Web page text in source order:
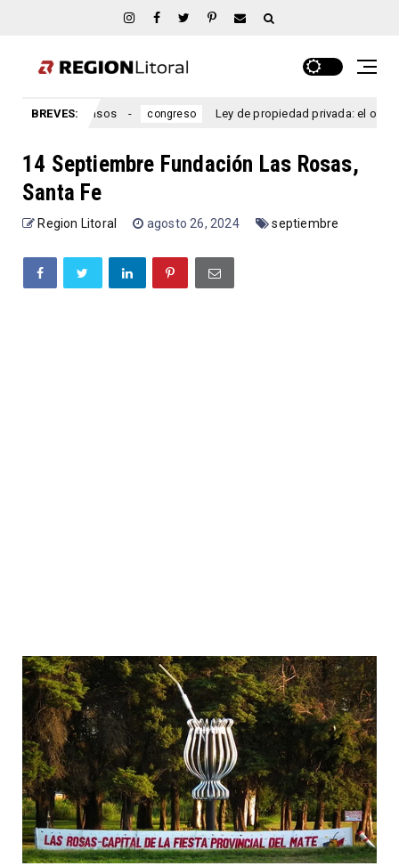
BREVES:
intensos congreso Ley de propiedad privada: el oficialismo
14 Septiembre Fundación Las Rosas,
Santa Fe
Region Litoral agosto 26, 2024 septiembre